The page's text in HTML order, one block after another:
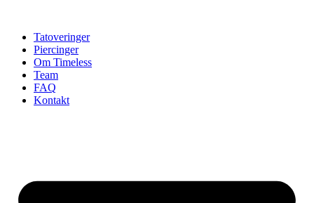
Tatoveringer
Piercinger
Om Timeless
Team
FAQ
Kontakt